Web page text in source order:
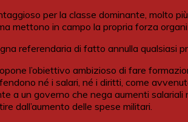
per la classe dominante, molto
mettono in campo la propria forza
referendaria di fatto annulla qualsiasi
l’obiettivo ambizioso di fare
né i salari, né i diritti, come
a un governo che nega aumenti
dall’aumento delle spese militari.